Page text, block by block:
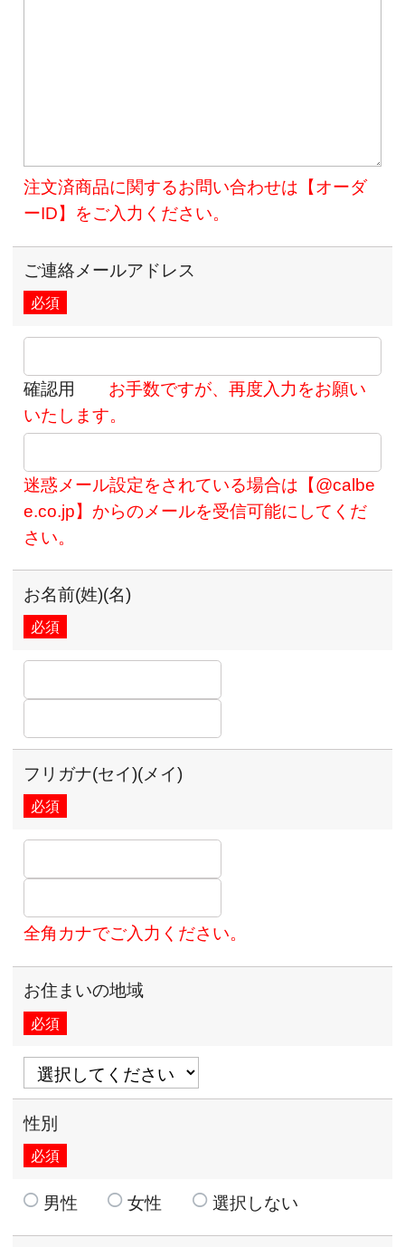
注文済商品に関するお問い合わせは【オーダ
ーID】をご入力ください。
ご連絡メールアドレス
必須
確認用
お手数ですが、再度入力をお願い
いたします。
迷惑メール設定をされている場合は【@calbe
e.co.jp】からのメールを受信可能にしてくだ
さい。
お名前(姓)(名)
必須
フリガナ(セイ)(メイ)
必須
全角カナでご入力ください。
お住まいの地域
必須
性別
必須
男性 女性 選択しない